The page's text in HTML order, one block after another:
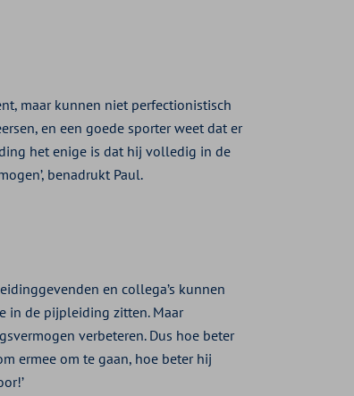
maar kunnen niet perfectionistisch
en een goede sporter weet dat er
het enige is dat hij volledig in de
benadrukt Paul.
en collega’s kunnen
in de pijpleiding zitten. Maar
verbeteren. Dus hoe beter
ermee om te gaan, hoe beter hij